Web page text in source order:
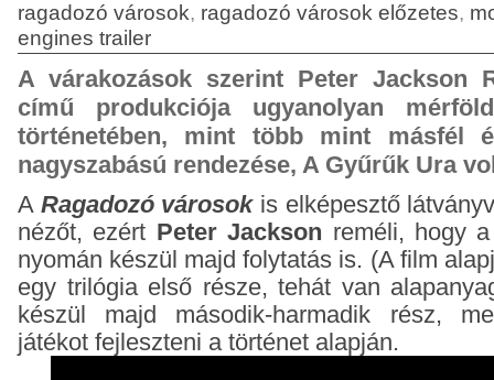
ragadozó városok, ragadozó városok előzetes,
engines trailer
A várakozások szerint Peter Jackson
című produkciója ugyanolyan
történetében, mint több mint másfél
nagyszabású rendezése, A Gyűrűk Ura
A Ragadozó városokis elképesztő
nézőt, ezért Peter Jackson reméli, hogy
nyomán készül majd folytatás is. (A film
egy trilógia első része, tehát van
készül majd második-harmadik rész,
játékot fejleszteni a történet alapján.